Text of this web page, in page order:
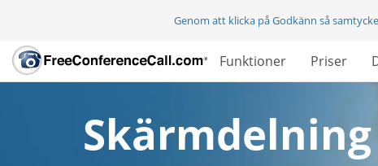
Genom att klicka på Godkänn så
Funktioner Priser
Skärmdelning